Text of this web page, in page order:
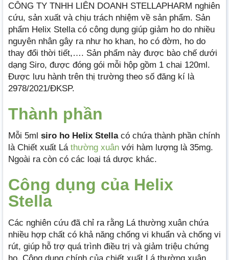
CÔNG TY TNHH LIÊN DOANH STELLAPHARM nghiên
cứu, sản xuất và chịu trách nhiệm về sản phẩm. Sản
phẩm Helix Stella có công dụng giúp giảm ho do nhiều
nguyên nhân gây ra như ho khan, ho có đờm, ho do
thay đổi thời tiết,…. Sản phẩm này được bào chế dưới
dạng Siro, được đóng gói mỗi hộp gồm 1 chai 120ml.
Được lưu hành trên thị trường theo số đăng kí là
2978/2021/ĐKSP.
Thành phần
Mỗi 5ml siro ho Helix Stellacó chứa thành phần chính
là Chiết xuất Lá thường xuân với hàm lượng là 35mg.
Ngoài ra còn có các loại tá dược khác.
Công dụng của Helix
Stella
Các nghiên cứu đã chỉ ra rằng Lá thường xuân chứa
nhiều hợp chất có khả năng chống vi khuẩn và chống vi
rút, giúp hỗ trợ quá trình điều trị và giảm triệu chứng